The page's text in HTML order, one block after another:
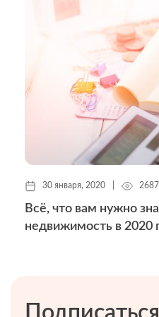
30 января, 2020 2687
Всё, что вам нужно
недвижимость в 2020